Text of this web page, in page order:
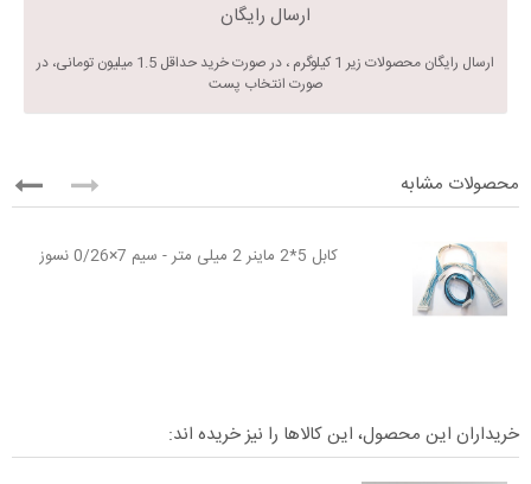
ارسال رایگان
ارسال رایگان محصولات زیر 1 کیلوگرم ، در صورت خرید حداقل 1.5 میلیون تومانی، در
صورت انتخاب پست
محصولات مشابه
کابل 5*2 ماینر 2 میلی متر - سیم 7×0/26 نسوز
خریداران این محصول، این کالاها را نیز خریده اند: